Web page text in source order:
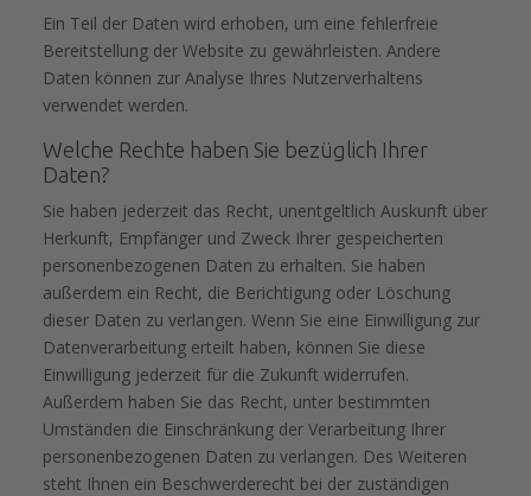
Ein Teil der Daten wird erhoben, um eine fehlerfreie
Bereitstellung der Website zu gewährleisten. Andere
Daten können zur Analyse Ihres Nutzerverhaltens
verwendet werden.
Welche Rechte haben Sie bezüglich Ihrer
Daten?
Sie haben jederzeit das Recht, unentgeltlich Auskunft über
Herkunft, Empfänger und Zweck Ihrer gespeicherten
personenbezogenen Daten zu erhalten. Sie haben
außerdem ein Recht, die Berichtigung oder Löschung
dieser Daten zu verlangen. Wenn Sie eine Einwilligung zur
Datenverarbeitung erteilt haben, können Sie diese
Einwilligung jederzeit für die Zukunft widerrufen.
Außerdem haben Sie das Recht, unter bestimmten
Umständen die Einschränkung der Verarbeitung Ihrer
personenbezogenen Daten zu verlangen. Des Weiteren
steht Ihnen ein Beschwerderecht bei der zuständigen